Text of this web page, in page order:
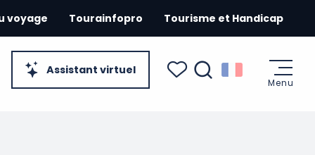
Assistant virtuel
voyage Tourainfopro Tourisme et Handicap
Menu